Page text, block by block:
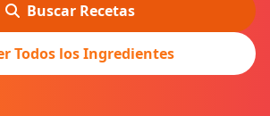
Buscar Recetas
Todos los Ingredientes